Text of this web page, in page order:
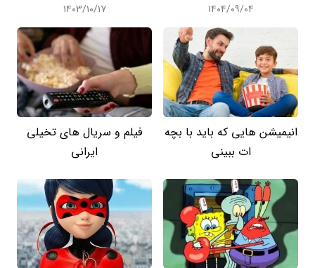
۱۴۰۴/۰۹/۰۴ ۱۴۰۳/۱۰/۱۷
انیمیشن هایی که باید با بچه
ات ببینی
فیلم و سریال های تخیلی
ایرانی